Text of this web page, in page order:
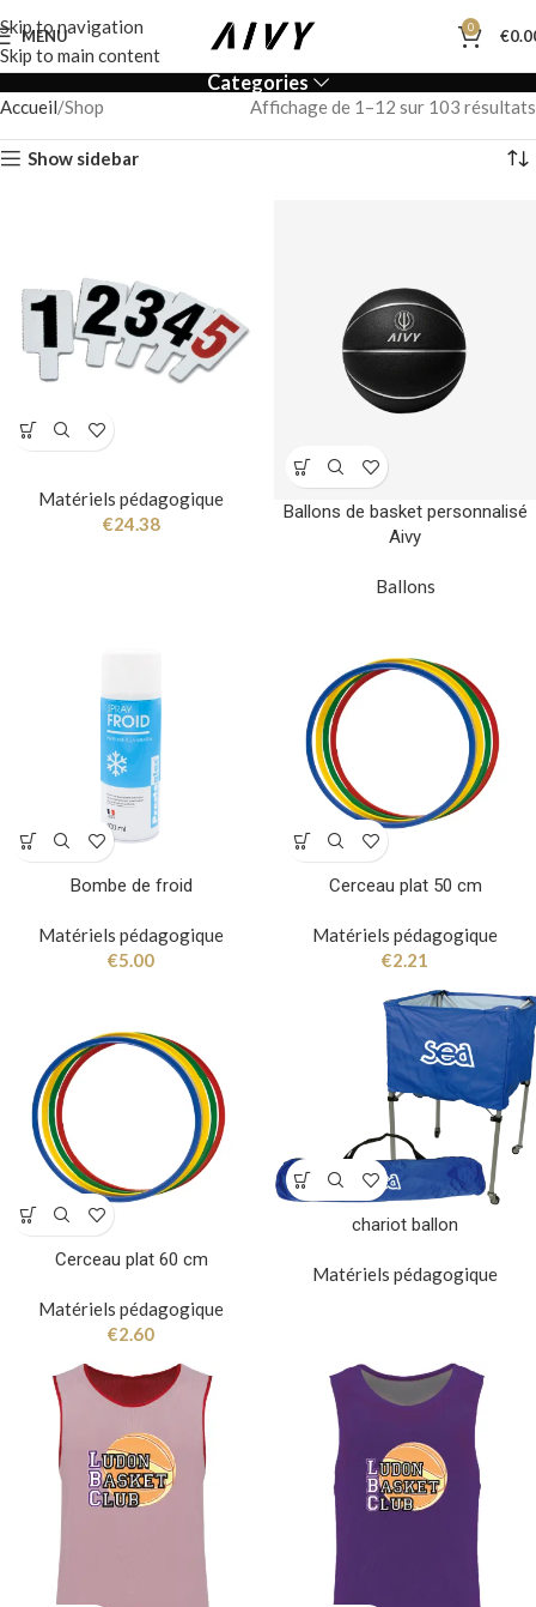
Skip to navigation
Skip to main content
MENU 0 €
Categories
Accueil Shop Affichage de 1–12 sur 103 résultats
Show sidebar
Matériels pédagogique
€24.38
Ballons de basket personnalisé
Aivy
Ballons
Bombe de froid
Matériels pédagogique
€5.00
Cerceau plat 50 cm
Matériels pédagogique
€2.21
Cerceau plat 60 cm
Matériels pédagogique
€2.60
chariot ballon
Matériels pédagogique